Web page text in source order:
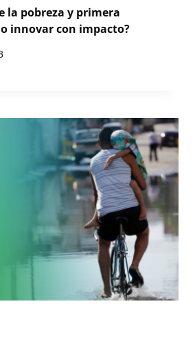
la pobreza y primera
innovar con impacto?